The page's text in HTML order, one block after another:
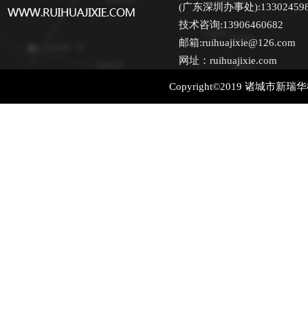
(广东深圳办事处
技术咨询:13906460682
邮箱:ruihuajixie@126.com
网址：ruihuajixie.com
Copyright©2019 诸城市新瑞